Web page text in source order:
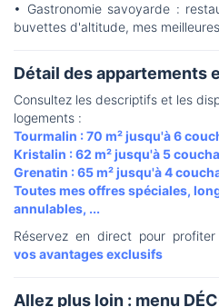
• Gastronomie savoyarde :
buvettes d'altitude, mes
Détail des appartements
Consultez les descriptifs et les
logements :
Tourmalin : 70 m² jusqu'à 6
Kristalin : 62 m² jusqu'à 5
Grenatin : 65 m² jusqu'à 4
Toutes mes offres spéciales,
annulables, ...
Réservez en direct pour
vos avantages exclusifs
Allez plus loin : menu